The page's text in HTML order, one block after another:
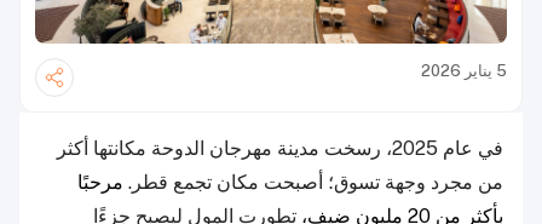
5 يناير 2026
في عام 2025، رسخت مدينة مهرجان الدوحة مكانتها أكثر
من مجرد وجهة تسوق؛ أصبحت مكان تجمع قطر. مرحبًا
بأكثر من 20 مليون ضيف،
تطورت المول ليصبح جزءًا